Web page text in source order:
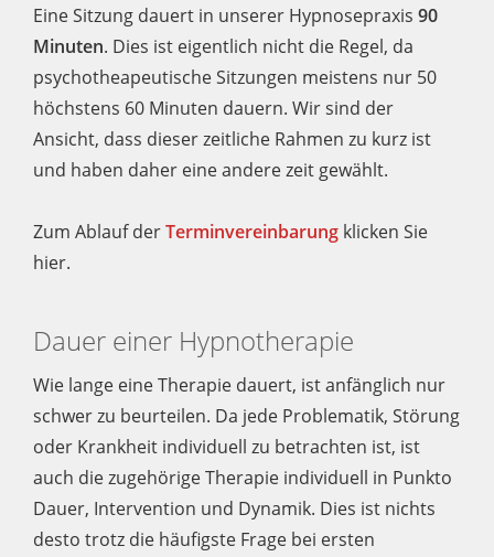
Eine Sitzung dauert in unserer Hypnosepraxis 90
Minuten. Dies ist eigentlich nicht die Regel, da
psychotheapeutische Sitzungen meistens nur 50
höchstens 60 Minuten dauern. Wir sind der
Ansicht, dass dieser zeitliche Rahmen zu kurz ist
und haben daher eine andere zeit gewählt.
Zum Ablauf derTerminvereinbarung klicken Sie
hier.
Dauer einer Hypnotherapie
Wie lange eine Therapie dauert, ist anfänglich nur
schwer zu beurteilen. Da jede Problematik, Störung
oder Krankheit individuell zu betrachten ist, ist
auch die zugehörige Therapie individuell in Punkto
Dauer, Intervention und Dynamik. Dies ist nichts
desto trotz die häufigste Frage bei ersten